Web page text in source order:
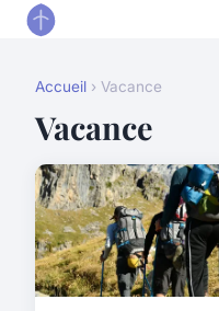
Accueil › Vacance
Vacance